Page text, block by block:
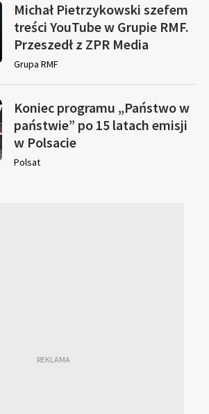
Michał Pietrzykowski szefem
treści YouTube w Grupie RMF.
Przeszedł z ZPR Media
Grupa RMF
Koniec programu „Państwo w
państwie” po 15 latach emisji
w Polsacie
Polsat